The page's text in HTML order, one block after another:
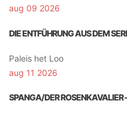
aug 09 2026
DIE ENTFÜHRUNG AUS DEM
Paleis het Loo
aug 11 2026
SPANGA/DER ROSENKAVALIER